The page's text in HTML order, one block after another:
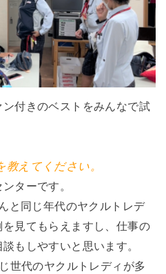
ン付きのベストをみんなで試
えてください。
ターです。
と同じ年代のヤクルトレデ
見てもらえますし、仕事の
もしやすいと思います。
世代のヤクルトレディが多